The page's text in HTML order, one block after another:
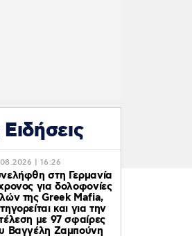
| 16:26
στη Γερμανία
για δολοφονίες
της Greek Mafia,
και για την
με 97 σφαίρες
Βαγγέλη Ζαμπούνη